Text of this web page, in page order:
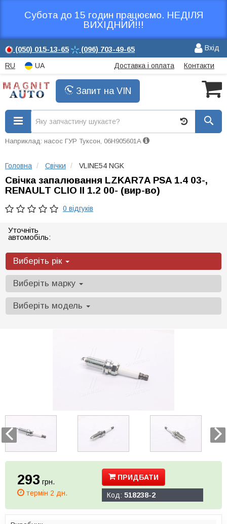
Субота до 15 годин працюємо. НЕДІЛЯ
ВИХІДНИЙ!!!
(050) 015-13-65 (096) 703-49-65 Вхід
RU UA Доставка і оплата Контакти
Запит на VIN
Наприклад: насос ГУР Туксон, 06H905601A
Головна Свічки VLINE54 NGK
Свічка запалювання LZKAR7A PSA 1.4 03-,
RENAULT CLIO II 1.2 00- (вир-во)
0 відгуків
Уточніть
автомобіль:
Виберіть рік
Виберіть марку
Виберіть модель
293 грн.
термін 2 дн.
ПРИДБАТИ
Код: 518238-2